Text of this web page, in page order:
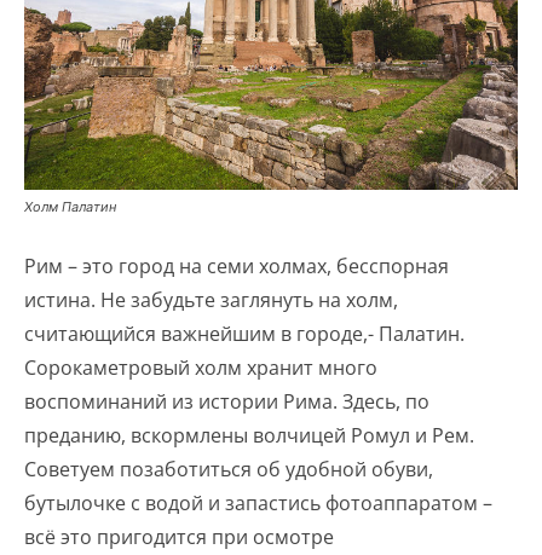
Холм Палатин
Рим – это город на семи холмах, бесспорная
истина. Не забудьте заглянуть на холм,
считающийся важнейшим в городе,- Палатин.
Сорокаметровый холм хранит много
воспоминаний из истории Рима. Здесь, по
преданию, вскормлены волчицей Ромул и Рем.
Советуем позаботиться об удобной обуви,
бутылочке с водой и запастись фотоаппаратом –
всё это пригодится при осмотре